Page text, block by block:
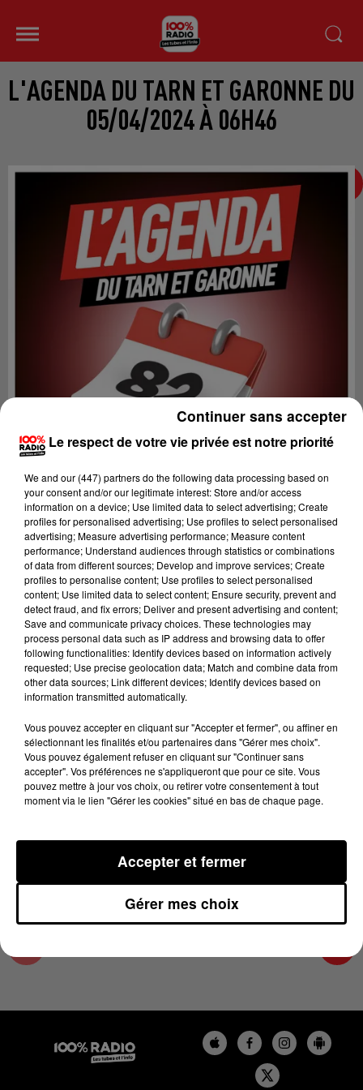
L'AGENDA DU TARN ET GARONNE DU
05/04/2024 À 06H46
Lecture (4 min 47 sec)
100%
100% Radio l'agenda du Tarn et Garonne
5 avril 2024 - 4 min 47 sec
L'AGENDA DU TARN ET GARONNE DU
05/04/2024 À 06H46
L'agenda du Tarn et Garonne
Le respect de votre vie privée est notre priorité
We and our (447) partnersdo the following data processing based on
your consent and/or our legitimate interest: Store and/or access
information on a device; Use limited data to select advertising; Create
profiles for personalised advertising; Use profiles to select personalised
advertising; Measure advertising performance; Measure content
performance; Understand audiences through statistics or combinations
of data from different sources; Develop and improve services; Create
profiles to personalise content; Use profiles to select personalised
content; Use limited data to select content; Ensure security, prevent and
detect fraud, and fix errors; Deliver and present advertising and content;
Save and communicate privacy choices. These technologies may
process personal data such as IP address and browsing data to offer
following functionalities: Identify devices based on information actively
requested; Use precise geolocation data; Match and combine data from
other data sources; Link different devices; Identify devices based on
information transmitted automatically.
Vous pouvez accepter en cliquant sur "Accepter et fermer", ou affiner en
sélectionnant les finalités et/ou partenaires dans "Gérer mes choix".
Vous pouvez également refuser en cliquant sur "Continuer sans
accepter". Vos préférences ne s'appliqueront que pour ce site. Vous
pouvez mettre à jour vos choix, ou retirer votre consentement à tout
moment via le lien "Gérer les cookies" situé en bas de chaque page.
Gérer mes choix
Accepter et fermer
Continuer sans accepter